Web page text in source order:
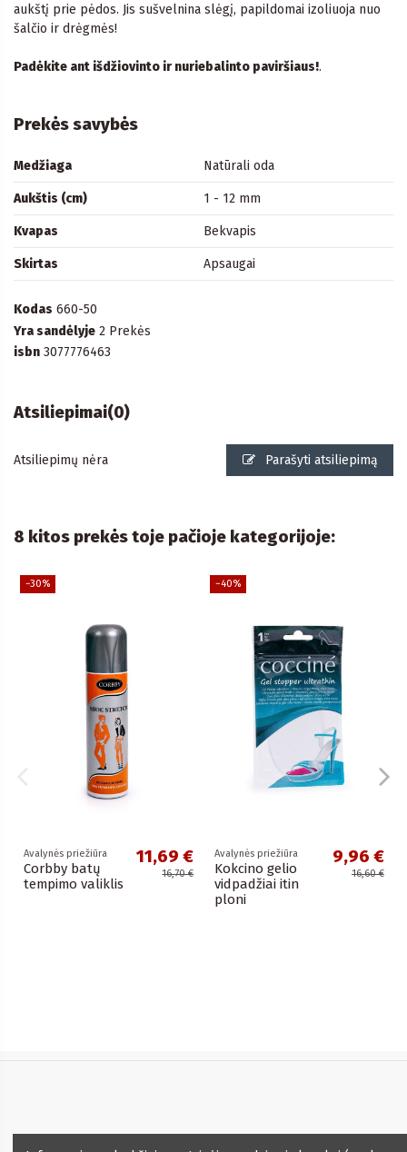
aukštį prie pėdos. Jis sušvelnina slėgį, papildomai izoliuoja nuo
šalčio ir drėgmės!
Padėkite ant išdžiovinto ir nuriebalinto paviršiaus!.
Prekės savybės
Medžiaga Natūrali oda
Aukštis (cm) 1 - 12 mm
Kvapas Bekvapis
Skirtas Apsaugai
Kodas 660-50
Yra sandėlyje 2 Prekės
isbn 3077776463
Atsiliepimai(0)
Atsiliepimų nėra Parašyti atsiliepimą
8 kitos prekės toje pačioje kategorijoje:
−30%
Avalynės priežiūra
Corbby batų
tempimo valiklis
11,69 €
16,70 €
−40%
Avalynės priežiūra
Kokcino gelio
vidpadžiai itin
ploni
9,96 €
16,60 €